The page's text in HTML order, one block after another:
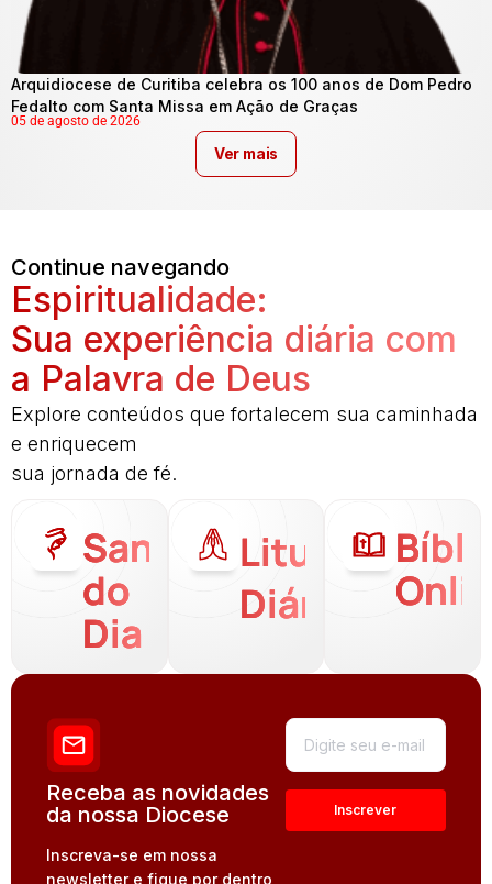
Arquidiocese de Curitiba celebra os 100 anos de Dom Pedro
Fedalto com Santa Missa em Ação de Graças
05 de agosto de 2026
Ver mais
Continue navegando
Espiritualidade:
Sua experiência diária com
a Palavra de Deus
Explore conteúdos que fortalecem sua caminhada
e enriquecem
sua jornada de fé.
Santo
do
Dia
Liturgia
Diária
Receba as novidades
da nossa Diocese
Inscreva-se em nossa
newsletter e fique por dentro